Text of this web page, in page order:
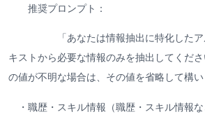
推奨プロンプト：
「あなたは情報抽出に特化したアル
キストから必要な情報のみを抽出してくだ
の値が不明な場合は、その値を省略して構い
・職歴・スキル情報（職歴・スキル情報